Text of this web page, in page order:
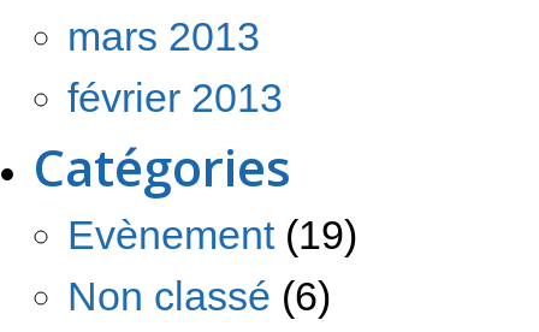
mars 2013
février 2013
Catégories
Evènement(19)
Non classé (6)